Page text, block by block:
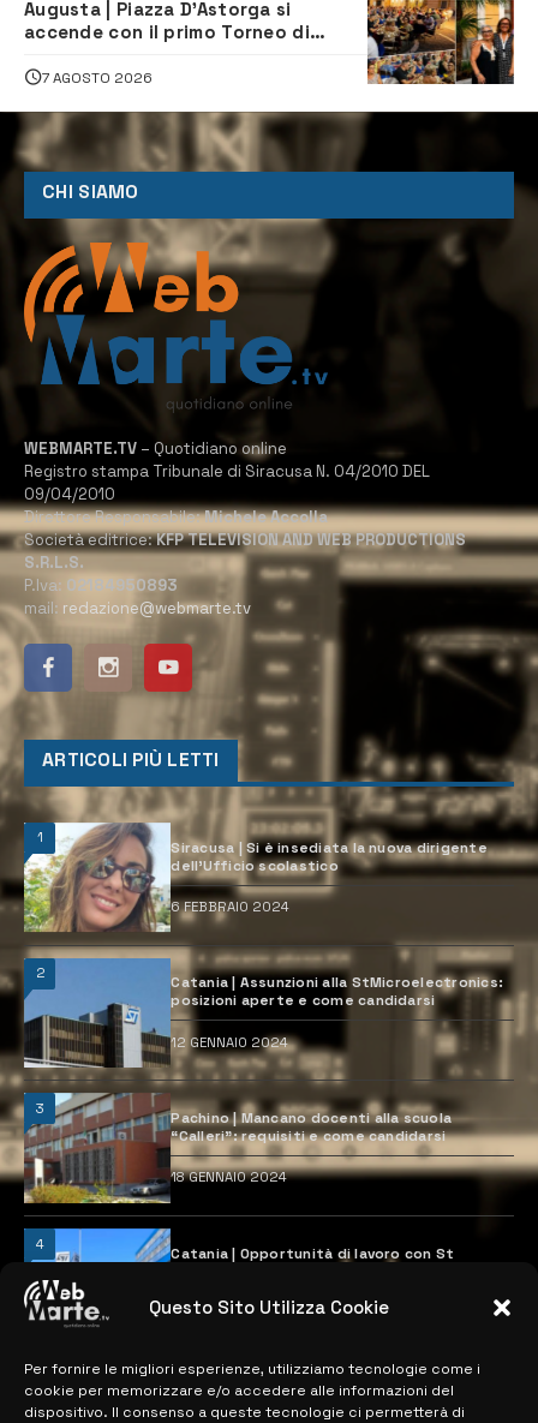
Questo Sito Utilizza Cookie
Per fornire le migliori esperienze, utilizziamo tecnologie come i
cookie per memorizzare e/o accedere alle informazioni del
dispositivo. Il consenso a queste tecnologie ci permetterà di
Augusta | Piazza D’Astorga si
accende con il primo Torneo di
7 AGOSTO 2026
CHI SIAMO
WEBMARTE.TV – Quotidiano online
Registro stampa Tribunale di Siracusa N. 04/2010 DEL
09/04/2010
Direttore Responsabile:Michele Accolla
Società editrice:KFP TELEVISION AND WEB PRODUCTIONS
S.R.L.S.
P.Iva: 02184950893
mail: redazione@webmarte.tv
ARTICOLI PIÙ LETTI
1
Siracusa | Si è insediata la nuova dirigente
dell’Ufficio scolastico
6 FEBBRAIO 2024
2
Catania | Assunzioni alla StMicroelectronics:
posizioni aperte e come candidarsi
12 GENNAIO 2024
3
Pachino | Mancano docenti alla scuola
“Calleri”: requisiti e come candidarsi
18 GENNAIO 2024
4
Catania | Opportunità di lavoro con St
28 MARZO 2024
MAPPA DEL SITO